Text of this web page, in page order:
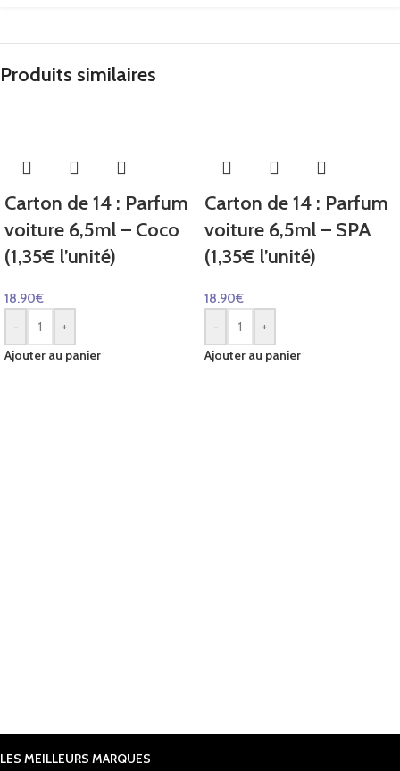
Produits similaires
Carton de 14 : Parfum
voiture 6,5ml – Coco
(1,35€ l’unité)
18.90€
-
+
Ajouter au panier
Carton de 14 : Parfum
voiture 6,5ml – SPA
(1,35€ l’unité)
18.90€
-
+
Ajouter au panier
LES MEILLEURS MARQUES